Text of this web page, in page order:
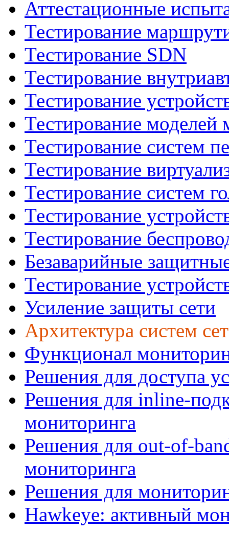
Аттестационные
Тестирование
Тестирование SDN
Тестирование
Тестирование
Тестирование моделей
Тестирование систем
Тестирование
Тестирование систем
Тестирование
Тестирование
Безаварийные
Тестирование
Усиление защиты сети
Архитектура систем
Функционал
Решения для доступа
Решения для inline-
мониторинга
Решения для out-of-
мониторинга
Решения для
Hawkeye: активный